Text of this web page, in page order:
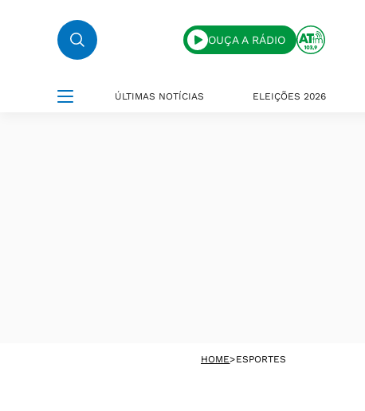
OUÇA A RÁDIO
ÚLTIMAS NOTÍCIAS ELEIÇÕES 2026
HOME>ESPORTES